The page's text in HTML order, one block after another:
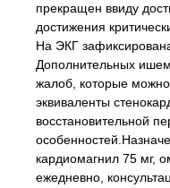
прекращен ввиду
достижения
На ЭКГ
Дополнительных
жалоб, которые
эквиваленты
восстановительной
кардиомагнил 75 мг,
ежедневно,